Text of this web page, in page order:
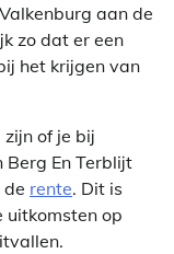
aan de
zo dat er een
het krijgen van
of je bij
Berg En Terblijt
de rente. Dit is
uitkomsten op